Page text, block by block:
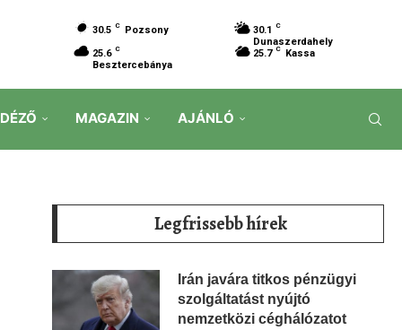
30.5 C Pozsony 30.1 C
Dunaszerdahely
25.6 C
Besztercebánya
25.7 C Kassa
MAGAZIN AJÁNLÓ
Legfrissebb hírek
Irán javára titkos pénzügyi
szolgáltatást nyújtó
nemzetközi céghálózatot